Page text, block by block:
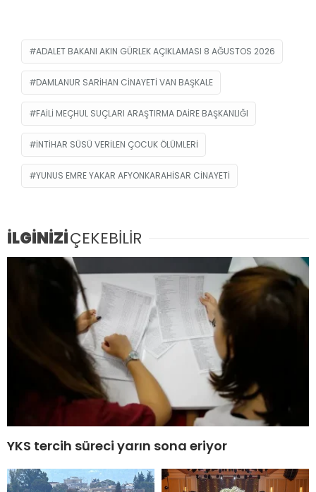
ADALET BAKANI AKIN GÜRLEK AÇIKLAMASI 8 AĞUSTOS 2026
DAMLANUR SARIHAN CINAYETI VAN BAŞKALE
FAILI MEÇHUL SUÇLARI ARAŞTIRMA DAIRE BAŞKANLIĞI
INTIHAR SÜSÜ VERILEN ÇOCUK ÖLÜMLERI
YUNUS EMRE YAKAR AFYONKARAHISAR CINAYETI
İLGİNİZİÇEKEBİLİR
YKS tercih süreci yarın sona eriyor